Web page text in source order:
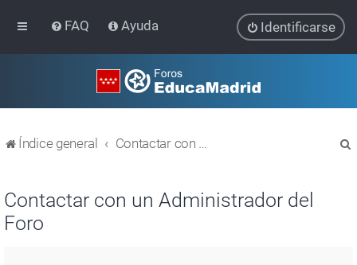
FAQ Ayuda Identificarse
Índice general Contactar con un Administrador del Foro
Contactar con un Administrador del
Foro